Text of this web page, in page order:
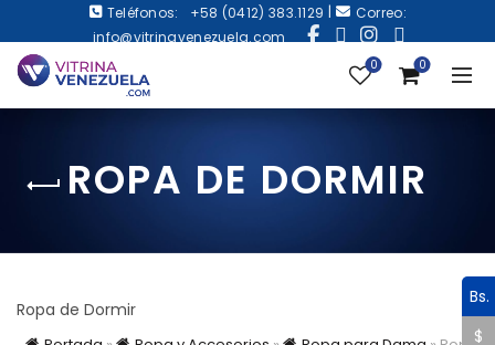
Teléfonos: +58 (0412) 383.1129 |
Correo:
info@vitrinavenezuela.com
0 0
ROPA DE DORMIR
Ropa de Dormir
Bs.
$